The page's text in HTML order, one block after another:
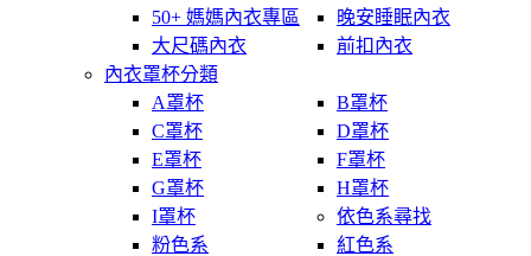
50+ 媽媽內衣專區
晚安睡眠內衣
大尺碼內衣
前扣內衣
內衣罩杯分類
A罩杯
B罩杯
C罩杯
D罩杯
E罩杯
F罩杯
G罩杯
H罩杯
I罩杯
依色系尋找
粉色系
紅色系